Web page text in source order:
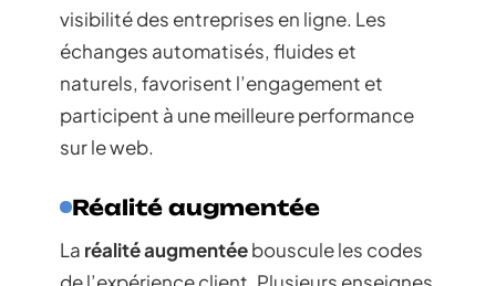
visibilité des entreprises en ligne. Les
échanges automatisés, fluides et
naturels, favorisent l’engagement et
participent à une meilleure performance
sur le web.
Réalité augmentée
La réalité augmentéebouscule les codes
de l’expérience client. Plusieurs enseignes